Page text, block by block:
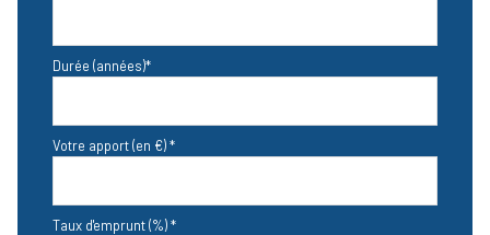
Durée (années)*
Votre apport (en €) *
Taux d'emprunt (%) *